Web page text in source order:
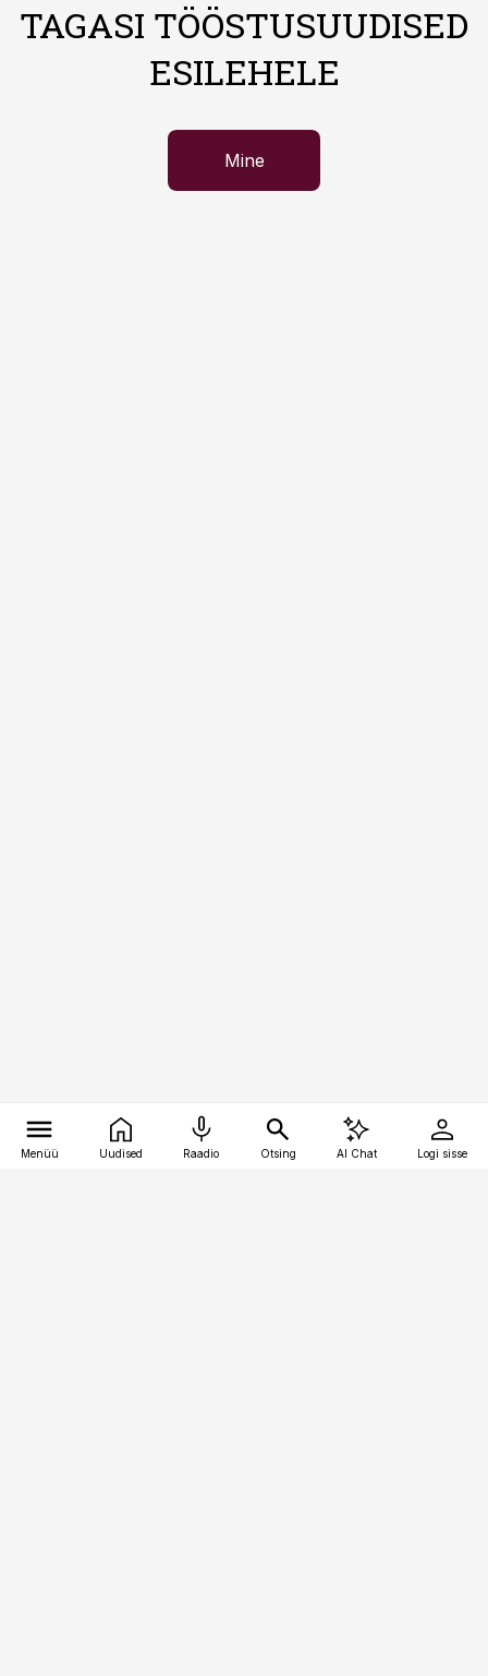
TAGASI TÖÖSTUSUUDISED
ESILEHELE
Mine
Menüü Uudised Raadio Otsing AI Chat Logi sisse